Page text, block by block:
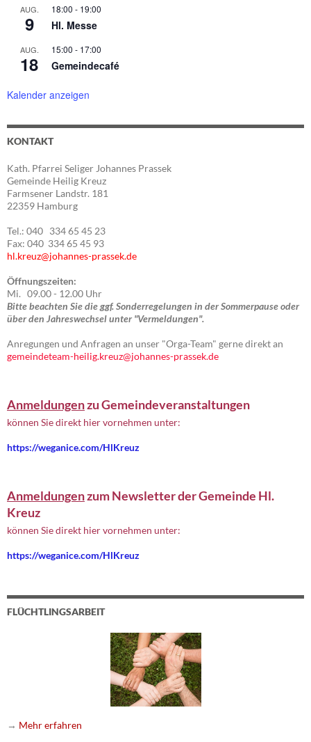
AUG.
9
18:00 - 19:00
Hl. Messe
AUG.
18
15:00 - 17:00
Gemeindecafé
Kalender anzeigen
KONTAKT
Kath. Pfarrei Seliger Johannes Prassek
Gemeinde Heilig Kreuz
Farmsener Landstr. 181
22359 Hamburg
Tel.: 040 334 65 45 23
Fax: 040 334 65 45 93
hl.kreuz@johannes-prassek.de
Öffnungszeiten:
Mi. 09.00 - 12.00 Uhr
Bitte beachten Sie die ggf. Sonderregelungen in der Sommerpause oder
über den Jahreswechsel unter "Vermeldungen".
Anregungen und Anfragen an unser "Orga-Team" gerne direkt an
gemeindeteam-heilig.kreuz@johannes-prassek.de
Anmeldungenzu Gemeindeveranstaltungen
können Sie direkt hier vornehmen unter:
https://weganice.com/HlKreuz
Anmeldungenzum Newsletter der Gemeinde Hl.
Kreuz
können Sie direkt hier vornehmen unter:
https://weganice.com/HlKreuz
FLÜCHTLINGSARBEIT
→ Mehr erfahren